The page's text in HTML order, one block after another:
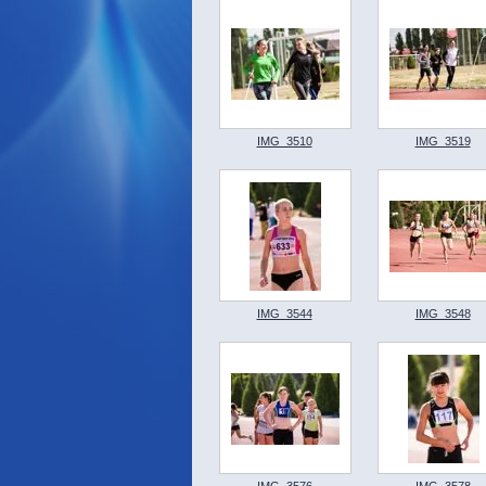
IMG_3510 IMG_3519
IMG_3544 IMG_3548